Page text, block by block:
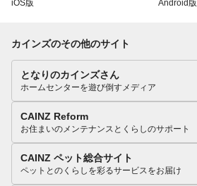
iOS版 Android版
カインズのその他のサイト
となりのカインズさん
ホームセンターを遊び倒すメディア
CAINZ Reform
お住まいのメンテナンスとくらしのサポート
CAINZ ペット総合サイト
ペットとのくらしを彩るサービスをお届け